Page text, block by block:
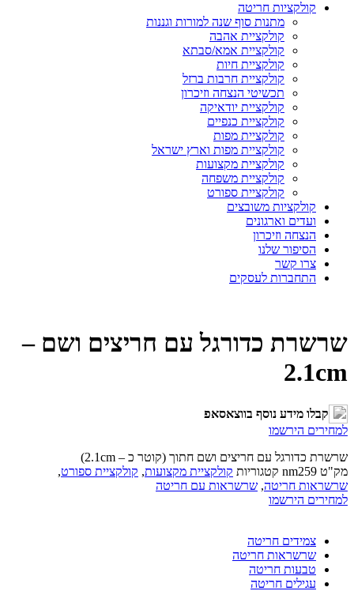
קולקציות חריטה
מתנות סוף שנה למורות וגננות
קולקציית אהבה
קולקציית אמא/סבתא
קולקציית חיות
קולקציית חרבות ברזל
תכשיטי הנצחה וזיכרון
קולקציית יודאיקה
קולקציית כנפיים
קולקציית מפות
קולקציית מפות וארץ ישראל
קולקציית מקצועות
קולקציית משפחה
קולקציית ספורט
קולקציות משובצים
ועדים וארגונים
הנצחה וזיכרון
הסיפור שלנו
צרו קשר
התחברות לעסקים
שרשרת כדורגל עם חריצים ושם –
2.1cm
קבלו מידע נוסף בווצאסאפ
למחירים הירשמו
שרשרת כדורגל עם חריצים ושם חתוך (קוטר כ – 2.1cm)
מק"ט nm259 קטגוריות קולקציית מקצועות, קולקציית ספורט,
שרשראות חריטה, שרשראות עם חריטה
למחירים הירשמו
צמידים חריטה
שרשראות חריטה
טבעות חריטה
עגילים חריטה